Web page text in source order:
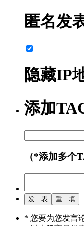
匿名发
隐藏IP
添加
（*添加多个
* 您要为您发言